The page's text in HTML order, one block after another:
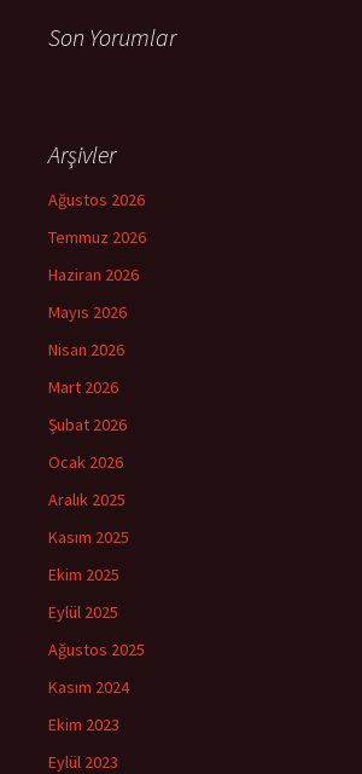
Son Yorumlar
Arşivler
Ağustos 2026
Temmuz 2026
Haziran 2026
Mayıs 2026
Nisan 2026
Mart 2026
Şubat 2026
Ocak 2026
Aralık 2025
Kasım 2025
Ekim 2025
Eylül 2025
Ağustos 2025
Kasım 2024
Ekim 2023
Eylül 2023